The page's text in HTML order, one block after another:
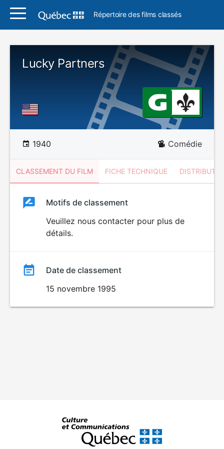
Répertoire des films classés
Lucky Partners
1940 Comédie
CLASSEMENT DU FILM FICHE TECHNIQUE
ClassementClassement
Motifs de classement
Veuillez nous contacter pour plus de
détails.
Date de classement
15 novembre 1995